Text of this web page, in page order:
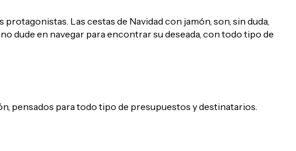
Las cestas de Navidad con jamón, son, sin duda,
dude en navegar para encontrar su deseada, con todo tipo de
pensados para todo tipo de presupuestos y destinatarios.